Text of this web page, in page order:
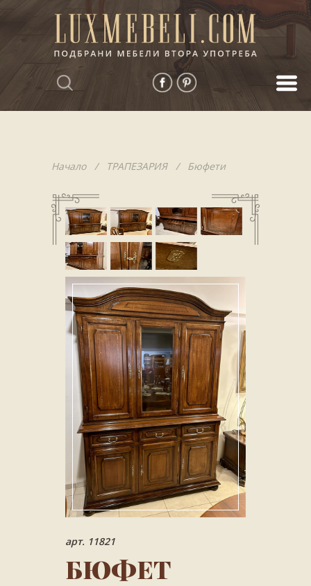
Начало/ ТРАПЕЗАРИЯ/ Бюфети
арт. 11821
БЮФЕТ